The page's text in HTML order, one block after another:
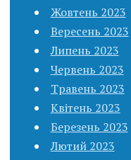
Жовтень 2023
Вересень 2023
Липень 2023
Червень 2023
Травень 2023
Квітень 2023
Березень 2023
Лютий 2023